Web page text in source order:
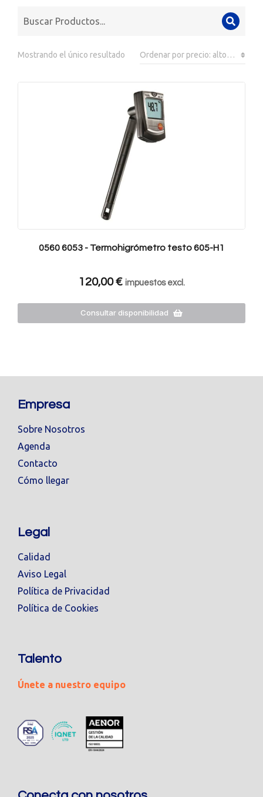
Mostrando el único resultado
0560 6053 - Termohigrómetro testo 605-H1
120,00€ impuestos excl.
Consultar disponibilidad
Empresa
Sobre Nosotros
Agenda
Contacto
Cómo llegar
Legal
Calidad
Aviso Legal
Política de Privacidad
Política de Cookies
Talento
Únete a nuestro equipo